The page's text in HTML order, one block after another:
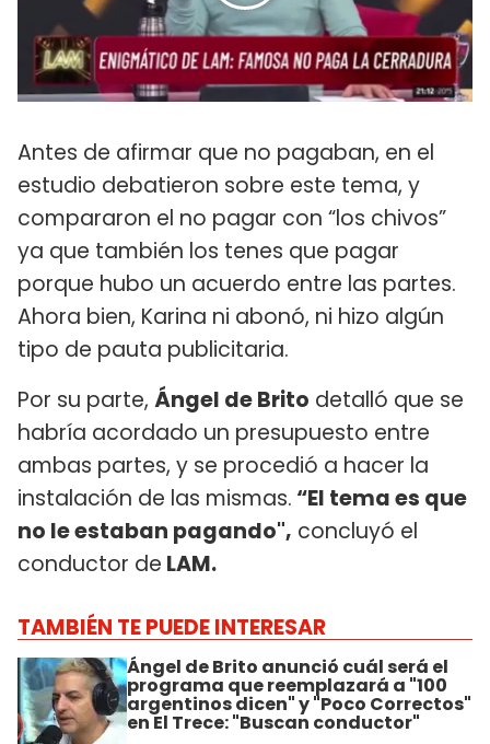
Antes de afirmar que no pagaban, en el
estudio debatieron sobre este tema, y
compararon el no pagar con “los chivos”
ya que también los tenes que pagar
porque hubo un acuerdo entre las partes.
Ahora bien, Karina ni abonó, ni hizo algún
tipo de pauta publicitaria.
Por su parte, Ángel de Brito detalló que se
habría acordado un presupuesto entre
ambas partes, y se procedió a hacer la
instalación de las mismas. “El tema es que
no le estaban pagando", concluyó el
conductor de LAM.
TAMBIÉN TE PUEDE INTERESAR
Ángel de Brito anunció cuál será el
programa que reemplazará a "100
argentinos dicen" y "Poco Correctos"
en El Trece: "Buscan conductor"